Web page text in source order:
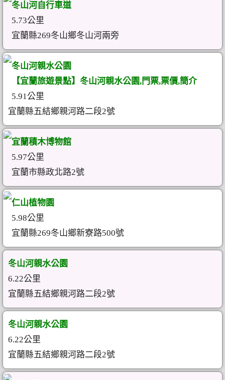
冬山河自行車道
5.73公里
宜蘭縣269冬山鄉冬山河兩旁
冬山河親水公園
【宜蘭旅遊景點】冬山河親水公園,門票,票價,簡介
5.91公里
宜蘭縣五結鄉親河路二段2號
宜蘭積木博物館
5.97公里
宜蘭市縣政北路2號
仁山植物園
5.98公里
宜蘭縣269冬山鄉新寮路500號
冬山河親水公園
6.22公里
宜蘭縣五結鄉親河路二段2號
冬山河親水公園
6.22公里
宜蘭縣五結鄉親河路二段2號